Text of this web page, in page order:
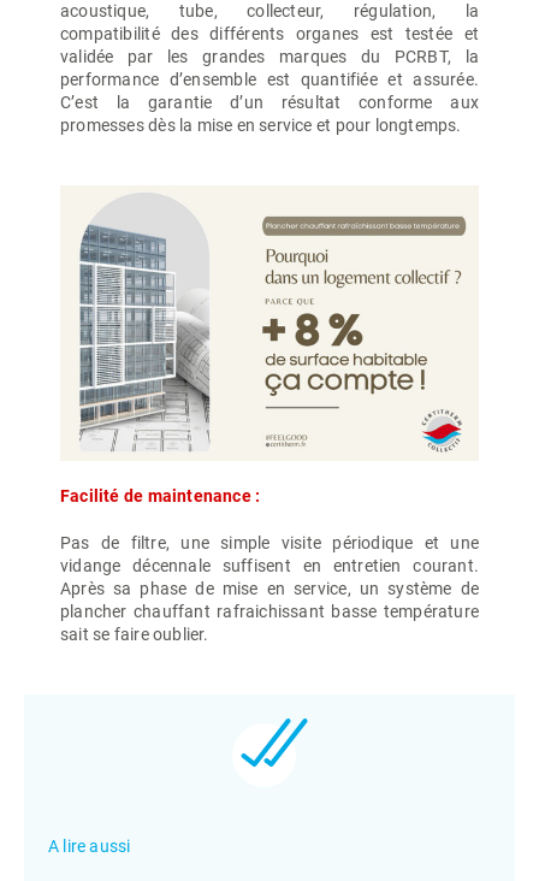
acoustique, tube, collecteur, régulation, la
compatibilité des différents organes est testée et
validée par les grandes marques du PCRBT, la
performance d’ensemble est quantifiée et assurée.
C’est la garantie d’un résultat conforme aux
promesses dès la mise en service et pour longtemps.
Facilité de maintenance :
Pas de filtre, une simple visite périodique et une
vidange décennale suffisent en entretien courant.
Après sa phase de mise en service, un système de
plancher chauffant rafraichissant basse température
sait se faire oublier.
A lire aussi